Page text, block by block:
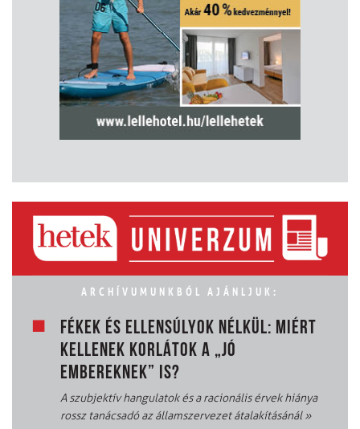
ARCHÍVUMUNKBÓL AJÁNLJUK:
FÉKEK ÉS ELLENSÚLYOK NÉLKÜL: MIÉRT
KELLENEK KORLÁTOK A „JÓ
EMBEREKNEK” IS?
A szubjektív hangulatok és a racionális érvek hiánya
rossz tanácsadó az államszervezet átalakításánál»